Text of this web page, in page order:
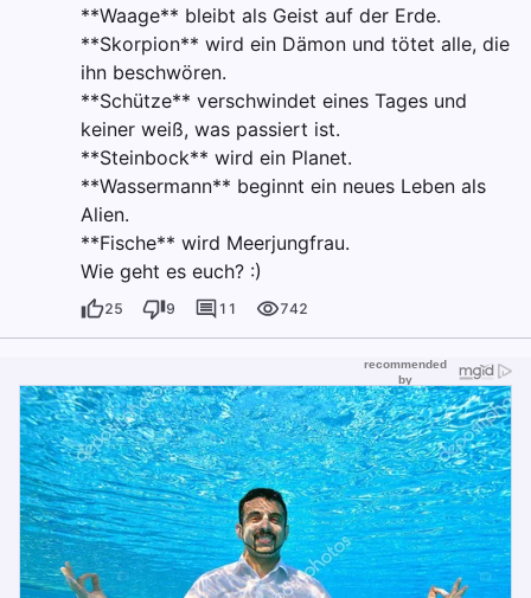
**Waage** bleibt als Geist auf der Erde.
**Skorpion** wird ein Dämon und tötet alle, die
ihn beschwören.
**Schütze** verschwindet eines Tages und
keiner weiß, was passiert ist.
**Steinbock** wird ein Planet.
**Wassermann** beginnt ein neues Leben als
Alien.
**Fische** wird Meerjungfrau.
Wie geht es euch? :)
25 9 11 742